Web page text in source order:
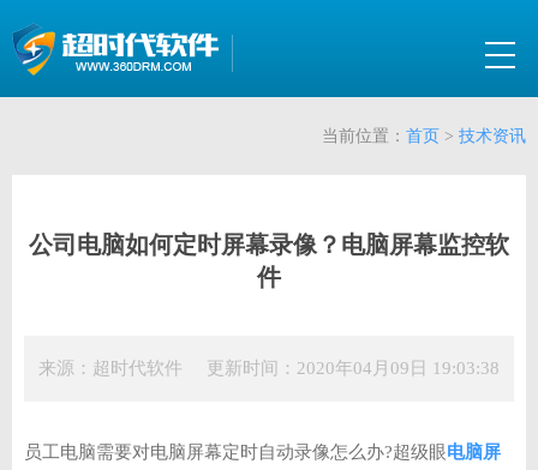
当前位置： 首页 > 技术资讯
公司电脑如何定时屏幕录像？电脑屏幕监控软
件
来源：超时代软件 更新时间：2020年04月09日 19:03:38
员工电脑需要对电脑屏幕定时自动录像怎么办?超级眼电脑屏